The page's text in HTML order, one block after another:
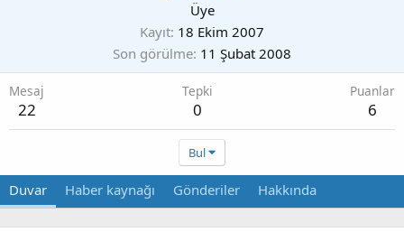
Üye
Kayıt 18 Ekim 2007
Son görülme 11 Şubat 2008
Mesaj
22
Tepki
0
Puanlar
6
Bul
Duvar Haber kaynağı Gönderiler Hakkında